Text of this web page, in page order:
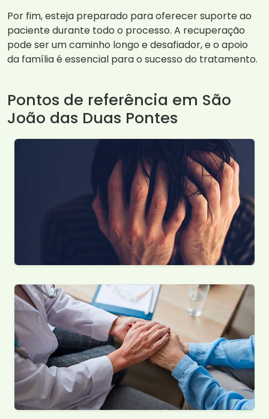
Por fim, esteja preparado para oferecer suporte ao
paciente durante todo o processo. A recuperação
pode ser um caminho longo e desafiador, e o apoio
da família é essencial para o sucesso do tratamento.
Pontos de referência em São
João das Duas Pontes